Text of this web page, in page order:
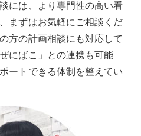
には、より専門性の高い看
まずはお気軽にご相談くだ
方の計画相談にも対応して
にばこ」との連携も可能
ートできる体制を整えてい